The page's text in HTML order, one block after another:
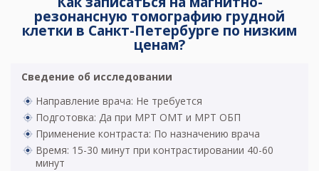
резонансную томографию грудной
клетки в Санкт-Петербурге по низким
ценам?
Сведение об исследовании
Направление врача: Не требуется
Подготовка: Да при МРТ ОМТ и МРТ ОБП
Применение контраста: По назначению врача
Время: 15-30 минут при контрастировании 40-60
минут